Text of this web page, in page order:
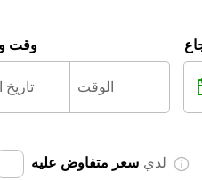
وقت
لدي سعر متفاوض عليه